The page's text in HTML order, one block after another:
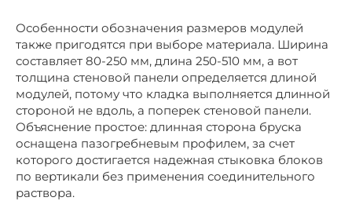
Особенности обозначения размеров модулей
также пригодятся при выборе материала. Ширина
составляет 80-250 мм, длина 250-510 мм, а вот
толщина стеновой панели определяется длиной
модулей, потому что кладка выполняется длинной
стороной не вдоль, а поперек стеновой панели.
Объяснение простое: длинная сторона бруска
оснащена пазогребневым профилем, за счет
которого достигается надежная стыковка блоков
по вертикали без применения соединительного
раствора.